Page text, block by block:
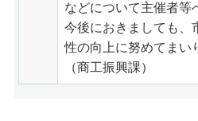
などについて主催者等
今後におきましても、
性の向上に努めてまい
（商工振興課）